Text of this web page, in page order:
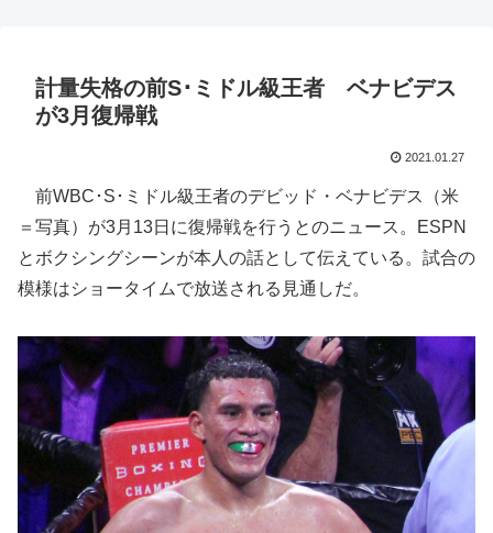
計量失格の前S･ミドル級王者 ベナビデス
が3月復帰戦
2021.01.27
前WBC･S･ミドル級王者のデビッド・ベナビデス（米
＝写真）が3月13日に復帰戦を行うとのニュース。ESPN
とボクシングシーンが本人の話として伝えている。試合の
模様はショータイムで放送される見通しだ。